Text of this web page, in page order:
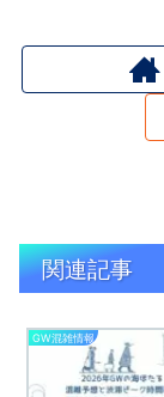
関連記事
GW混雑情報